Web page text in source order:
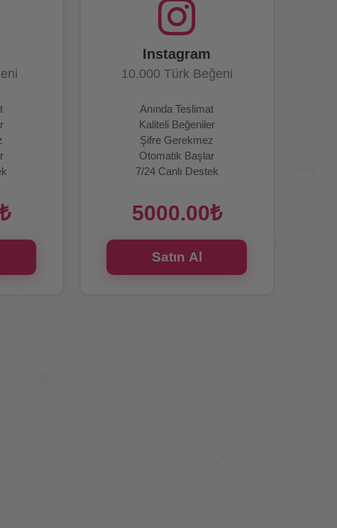
Instagram
10.000 Türk Beğeni
Anında Teslimat
Kaliteli Beğeniler
Şifre Gerekmez
Otomatik Başlar
7/24 Canlı Destek
5000.00₺
Satın Al